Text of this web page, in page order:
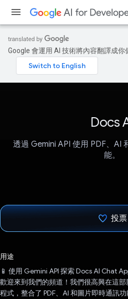
Google 會運用 AI 技術將內容翻譯成你
Docs
透過 Gemini API 使用 PDF、AI
能。
投票
用途
📱 使用 Gemini API 探索 Docs AI Chat
歡迎來到我們的頻道！我們很高興在這
程式，整合了 PDF、AI 和圖片即時通訊